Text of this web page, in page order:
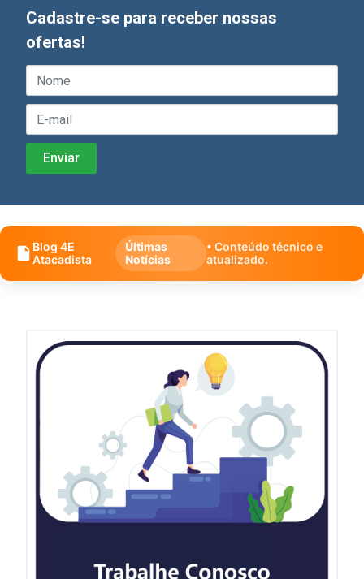
Cadastre-se para receber nossas
ofertas!
Blog 4E
Atacadista
Últimas
Notícias
• Conteúdo técnico e
atualizado.